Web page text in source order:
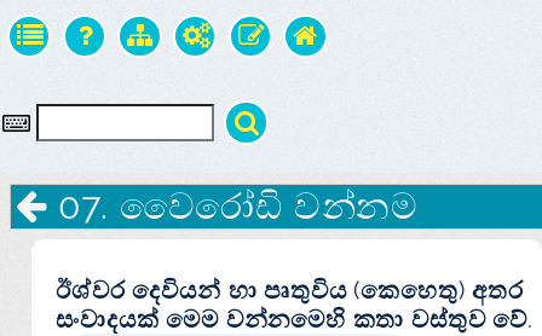
07. වෛරෝඩි වන්නම
ඊශ්වර දෙවියන් හා පෘතුවිය (කෙහෙතු) අතර
සංවාදයක්‌ මෙම වන්නමෙහි කතා වස්‌තුව වේ.